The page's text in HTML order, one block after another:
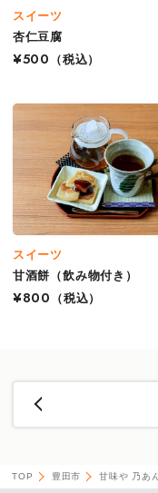
スイーツ
杏仁豆腐
¥500
（税込）
スイーツ
甘酒餅（飲み物付き）
¥800
（税込）
TOP 豊田市 甘味や 乃あん